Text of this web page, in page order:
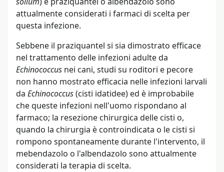
attualmente considerati i farmaci di scelta per
questa infezione.
Sebbene il praziquantel si sia dimostrato efficace
nel trattamento delle infezioni adulte da
Echinococcus nei cani, studi su roditori e pecore
non hanno mostrato efficacia nelle infezioni larvali
da Echinococcus(cisti idatidee) ed è improbabile
che queste infezioni nell'uomo rispondano al
farmaco; la resezione chirurgica delle cisti o,
quando la chirurgia è controindicata o le cisti si
rompono spontaneamente durante l'intervento, il
mebendazolo o l'albendazolo sono attualmente
considerati la terapia di scelta.